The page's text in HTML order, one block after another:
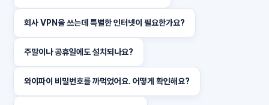
회사 VPN을 쓰는데 특별한 인터넷이 필요한가요?
주말이나 공휴일에도 설치되나요?
와이파이 비밀번호를 까먹었어요. 어떻게 확인해요?